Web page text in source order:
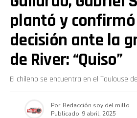
plantó y confirmó
decisión ante la
de River: “Quiso”
El chileno se encuentra en el Toulouse
Por Redacción soy del millo
Publicado 9 abril, 2025